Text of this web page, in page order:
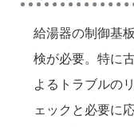
給湯器の制御基
検が必要。特に
よるトラブルの
ェックと必要に